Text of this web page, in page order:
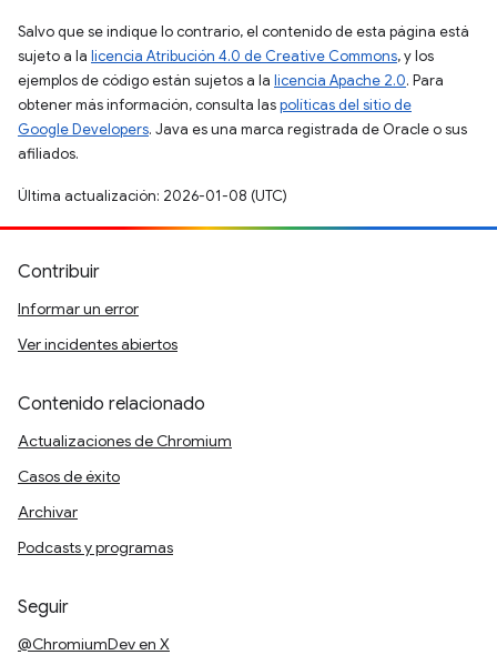
Salvo que se indique lo contrario, el contenido de esta página está
sujeto a la licencia Atribución 4.0 de Creative Commons, y los
ejemplos de código están sujetos a la licencia Apache 2.0. Para
obtener más información, consulta laspolíticas del sitio de
Google Developers. Java es una marca registrada de Oracle o sus
afiliados.
Última actualización: 2026-01-08 (UTC)
Contribuir
Informar un error
Ver incidentes abiertos
Contenido relacionado
Actualizaciones de Chromium
Casos de éxito
Archivar
Podcasts y programas
Seguir
@ChromiumDev en X